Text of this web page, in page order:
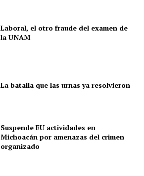
Laboral, el otro fraude del examen de
la UNAM
La batalla que las urnas ya resolvieron
Suspende EU actividades en
Michoacán por amenazas del crimen
organizado